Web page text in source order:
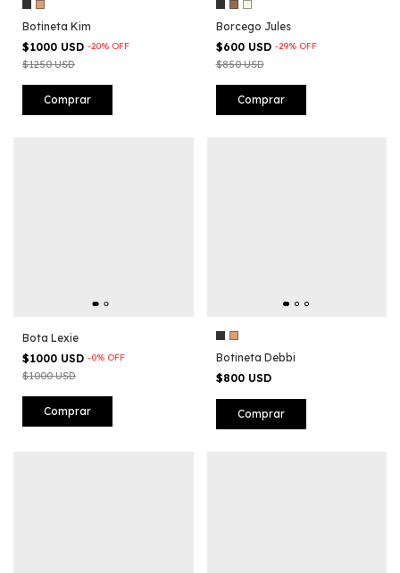
Botineta Kim
$1000 USD -20% OFF
$1250 USD
Comprar
Borcego Jules
$600 USD -29% OFF
$850 USD
Comprar
Bota Lexie
$1000 USD -0% OFF
$1000 USD
Comprar
Botineta Debbi
$800 USD
Comprar